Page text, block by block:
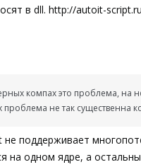
в dll. http://autoit-
компах это проблема, на
проблема не так существенна
поддерживает
на одном ядре, а